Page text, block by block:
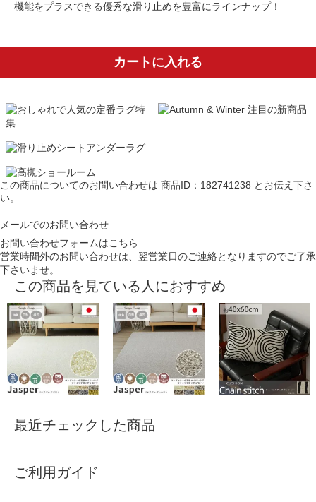
機能をプラスできる優秀な滑り止めを豊富にラインナップ！
カートに入れる
この商品についてのお問い合わせは 商品ID：182741238 とお伝え下さ
い。
メールでのお問い合わせ
お問い合わせフォームはこちら
営業時間外のお問い合わせは、翌営業日のご連絡となりますのでご了承
下さいませ。
この商品を見ている人におすすめ
最近チェックした商品
ご利用ガイド